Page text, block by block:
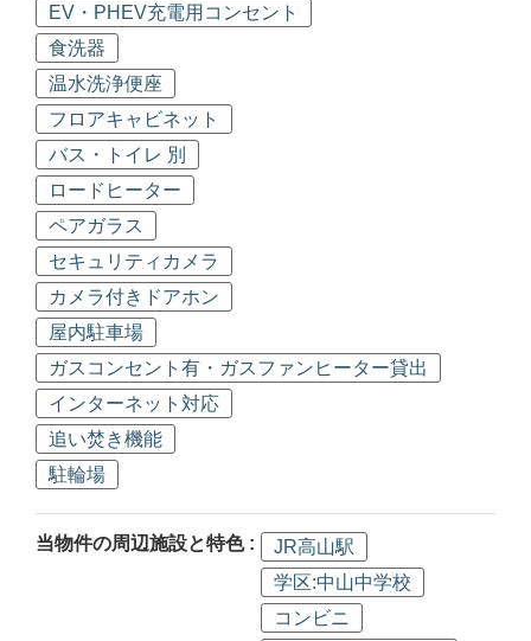
EV・PHEV充電用コンセント
食洗器
温水洗浄便座
フロアキャビネット
バス・トイレ 別
ロードヒーター
ペアガラス
セキュリティカメラ
カメラ付きドアホン
屋内駐車場
ガスコンセント有・ガスファンヒーター貸出
インターネット対応
追い焚き機能
駐輪場
当物件の周辺施設と特色 :
JR高山駅
学区:中山中学校
コンビニ